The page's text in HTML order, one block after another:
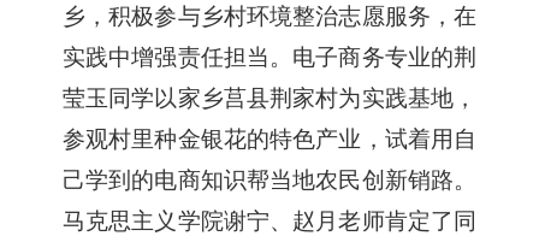
乡，积极参与乡村环境整治志愿服务 ，在
实践中增强责任担当。电子商务专业的荆
莹玉同学以家乡莒县荆家村为实践基地，
参观村里种金银花的特色产业，试着用自
己学到的电商知识帮当地农民创新销路。
马克思主义学院谢宁、赵月老师肯定了同